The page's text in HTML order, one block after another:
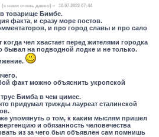
(c нами очень давно) 10.07.2022 07:44
товарище Бимбе.
факта, и сразу море постов.
и про город славы и про сало
чел хвастает перед жителями городка
бывал на подводной лодке и не только.
факт можно объяснить укропской
Бимба в чем цимес.
придумал трижды лауреат сталинской
упомянуть о том, к каким мыслям пришел
и обязанность человечества
из за чего был объявлен сам помнишь